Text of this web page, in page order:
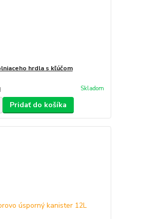
hrdla s kľúčom
Skladom
Pridať do košíka